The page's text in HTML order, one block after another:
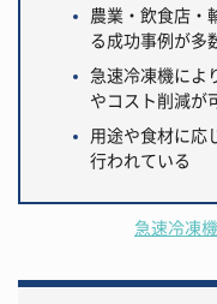
農業・飲食店・
る成功事例が多
急速冷凍機によ
やコスト削減が
用途や食材に応
行われている
急速冷凍